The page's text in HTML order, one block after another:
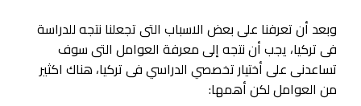
وبعد أن تعرفنا على بعض الاسباب التى تجعلنا نتجه للدراسة
فى تركيا، يجب أن نتجه إلى معرفة العوامل التى سوف
تساعدنى على أختيار تخصصي الدراسي فى تركيا، هناك اكثير
من العوامل لكن أهمها: